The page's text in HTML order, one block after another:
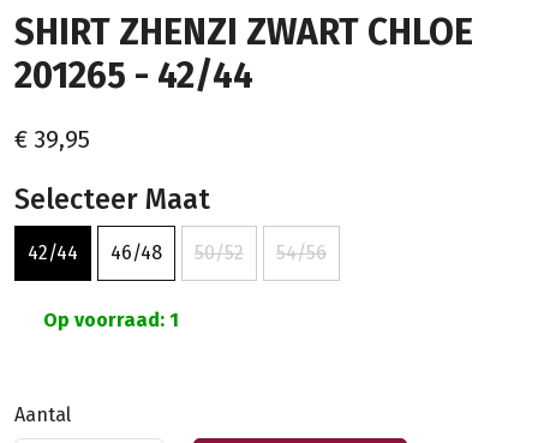
SHIRT ZHENZI ZWART CHLOE
201265 - 42/44
€ 39,95
Selecteer Maat
42/44 46/48 50/52 54/56
Op voorraad: 1
Aantal